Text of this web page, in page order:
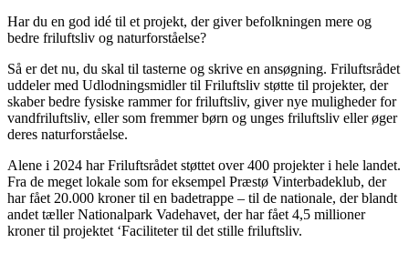
Har du en god idé til et projekt, der giver befolkningen mere og
bedre friluftsliv og naturforståelse?
Så er det nu, du skal til tasterne og skrive en ansøgning. Friluftsrådet
uddeler med Udlodningsmidler til Friluftsliv støtte til projekter, der
skaber bedre fysiske rammer for friluftsliv, giver nye muligheder for
vandfriluftsliv, eller som fremmer børn og unges friluftsliv eller øger
deres naturforståelse.
Alene i 2024 har Friluftsrådet støttet over 400 projekter i hele landet.
Fra de meget lokale som for eksempel Præstø Vinterbadeklub, der
har fået 20.000 kroner til en badetrappe – til de nationale, der blandt
andet tæller Nationalpark Vadehavet, der har fået 4,5 millioner
kroner til projektet ‘Faciliteter til det stille friluftsliv.